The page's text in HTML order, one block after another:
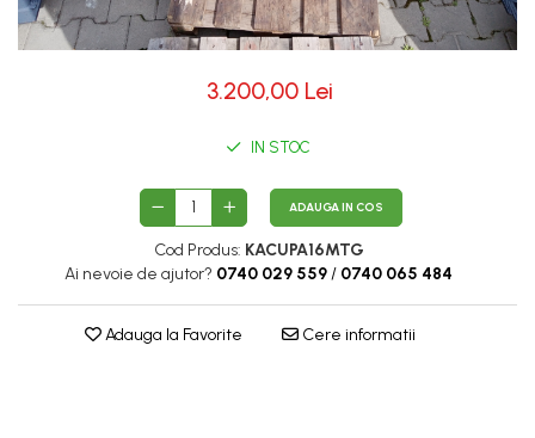
3.200,00 Lei
IN STOC
ADAUGA IN COS
Cod Produs: KACUPA16MTG
Ai nevoie de ajutor? 0740 029 559/ 0740 065 484
Adauga la Favorite Cere informatii